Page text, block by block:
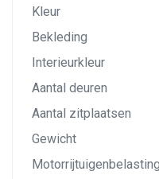
Kleur
Bekleding
Interieurkleur
Aantal deuren
Aantal zitplaatsen
Gewicht
Motorrijtuigenbelasting